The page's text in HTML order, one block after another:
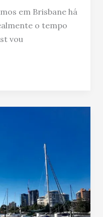
em Brisbane há
o tempo
vou